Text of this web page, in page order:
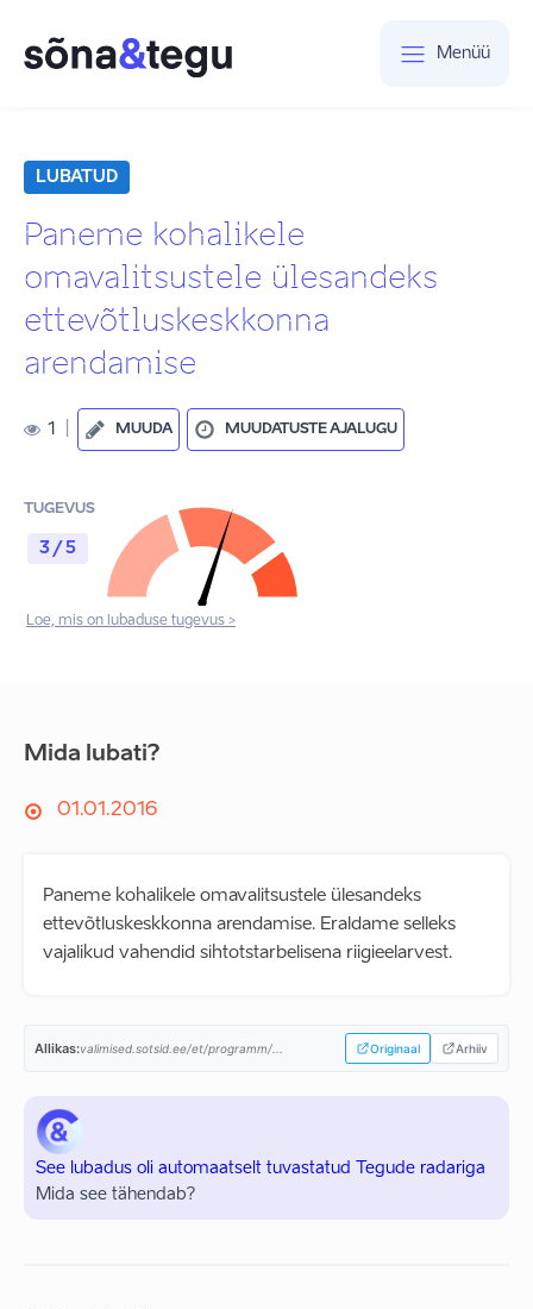
Menüü
LUBATUD
Paneme kohalikele
omavalitsustele ülesandeks
ettevõtluskeskkonna
arendamise
1 MUUDA MUUDATUSTE AJALUGU
TUGEVUS
3 / 5
Loe, mis on lubaduse tugevus >
Mida lubati?
01.01.2016
Paneme kohalikele omavalitsustele ülesandeks
ettevõtluskeskkonna arendamise. Eraldame selleks
vajalikud vahendid sihtotstarbelisena riigieelarvest.
Allikas:valimised.sotsid.ee/et/programm/... Originaal Arhiiv
See lubadus oli automaatselt tuvastatud Tegude radariga
Mida see tähendab?